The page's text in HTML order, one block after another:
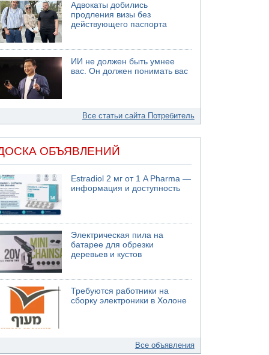
Адвокаты добились
продления визы без
действующего паспорта
ИИ не должен быть умнее
вас. Он должен понимать вас
Все статьи сайта Потребитель
ОБЪЯВЛЕНИЙ
Estradiol 2 мг от 1 A Pharma —
информация и доступность
Электрическая пила на
батарее для обрезки
деревьев и кустов
Требуются работники на
сборку электроники в Холоне
Все объявления